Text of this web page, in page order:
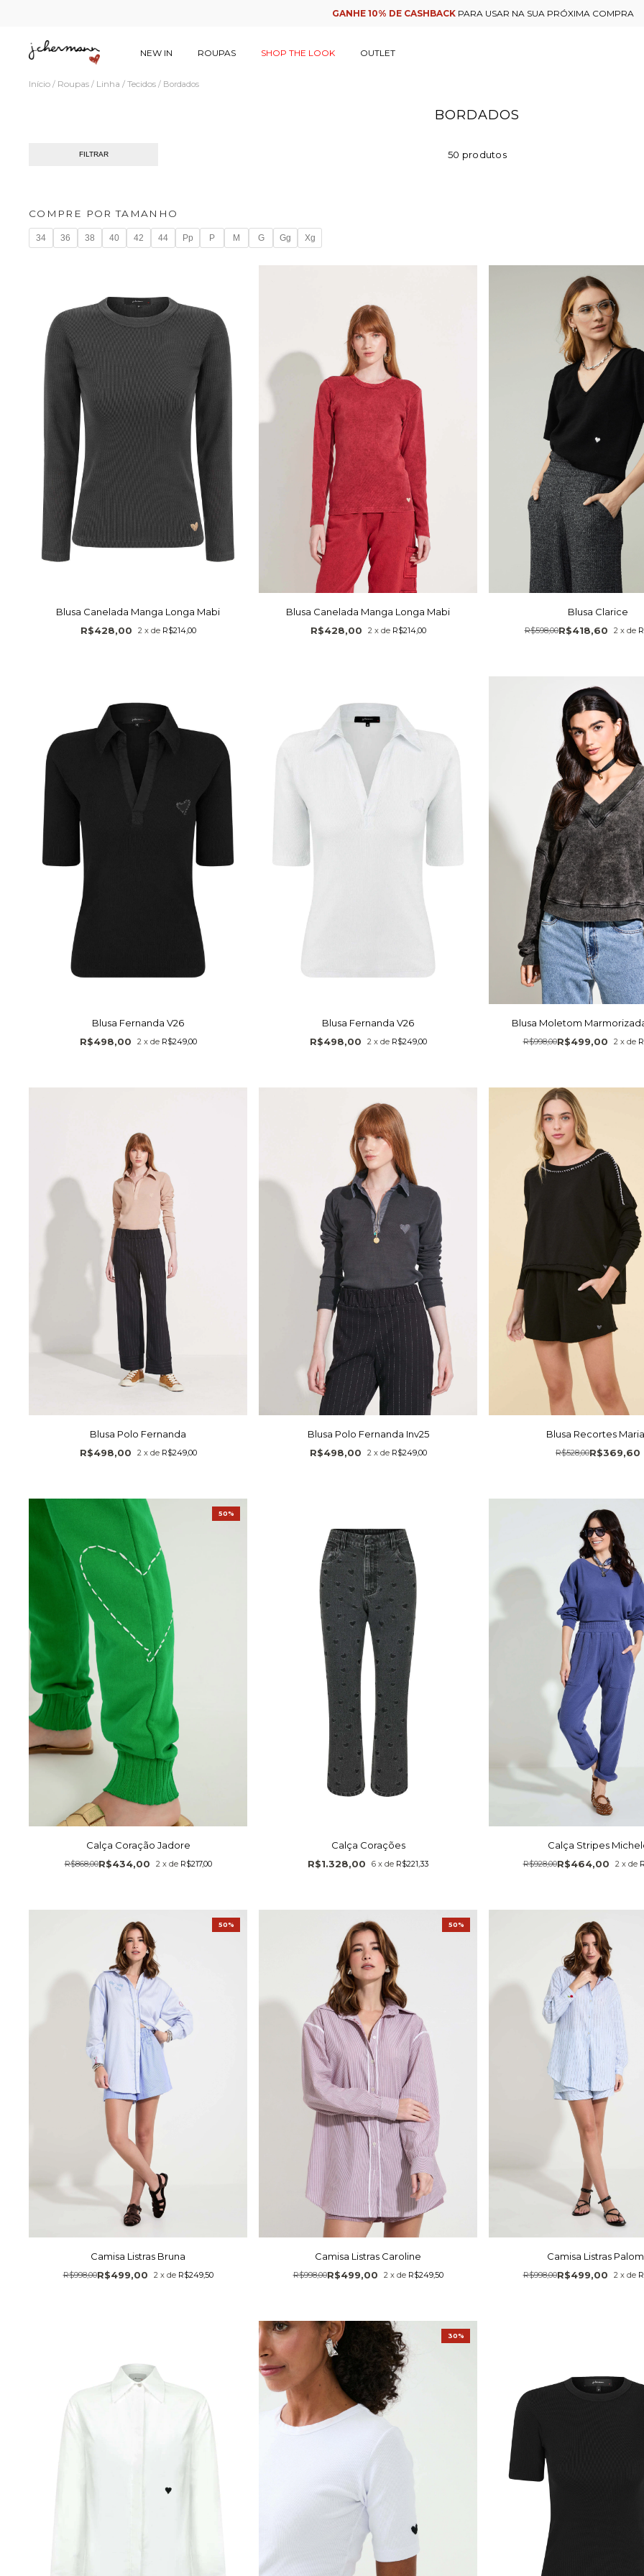
PAGAMENTO VIA PIX COM 5% OFF
NEW IN ROUPAS SHOP THE LOOK OUTLET
Início / Roupas / Linha / Tecidos / Bordados
BORDADOS
FILTRAR 50 produtos
COMPRE POR TAMANHO
34 36 38 40 42 44 Pp P M G Gg Xg
Blusa Canelada Manga Longa Mabi
R$428,00
2 x de R$214,00
Blusa Canelada Manga Longa Mabi
R$428,00
2 x de R$214,00
Blusa Clarice
R$418,60
R$598,00 2 x de
Blusa Fernanda V26
R$498,00
2 x de R$249,00
Blusa Fernanda V26
R$498,00
2 x de R$249,00
Blusa Moletom
R$499,00
R$998,00 2 x de
Blusa Polo Fernanda
R$498,00
2 x de R$249,00
Blusa Polo Fernanda Inv25
R$498,00
2 x de R$249,00
Blusa Recortes
R$369,60
R$528,00
Calça Coração Jadore
R$434,00
R$868,00 2 x de R$217,00
50%
Calça Corações
R$1.328,00
6 x de R$221,33
Calça Stripes
R$464,00
R$928,00 2 x de
Camisa Listras Bruna
R$499,00
R$998,00 2 x de R$249,50
50%
Camisa Listras Caroline
R$499,00
R$998,00 2 x de R$249,50
50%
Camisa Listras
R$499,00
R$998,00 2 x de
30%